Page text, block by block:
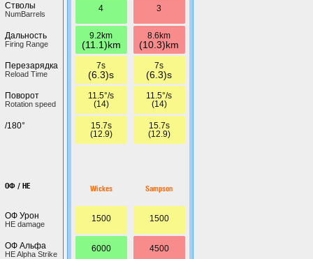
Стволы
NumBarrels
Дальность
Firing Range
Перезарядка
Reload Time
Поворот
Rotation speed
/180°
ОФ / HE
ОФ Урон
HE damage
ОФ Альфа
HE Alpha Strike
4
9.2km
(11.1)km
7s
(6.3)s
11.5°/s
(14)
15.7s
(12.9)
Wickes
1500
6000
3
8.6km
(10.3)km
7s
(6.3)s
11.5°/s
(14)
15.7s
(12.9)
Sampson
1500
4500